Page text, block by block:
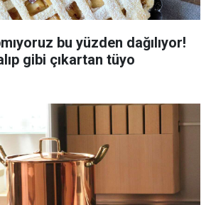
bu yüzden dağılıyor!
gibi çıkartan tüyo